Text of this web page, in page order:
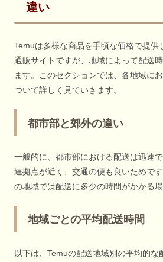
違い
Temuは多様な商品を手頃な価格で提供
通販サイトですが、地域によって配送
ます。このセクションでは、各地域に
ついて詳しく見ていきます。
都市部と郊外の違い
一般的に、都市部における配送は迅速
達拠点が近く、交通の便も良いためで
の地域では配送に多少の時間がかかる場
地域ごとの平均配送時間
以下は、Temuの配送地域別の平均的な